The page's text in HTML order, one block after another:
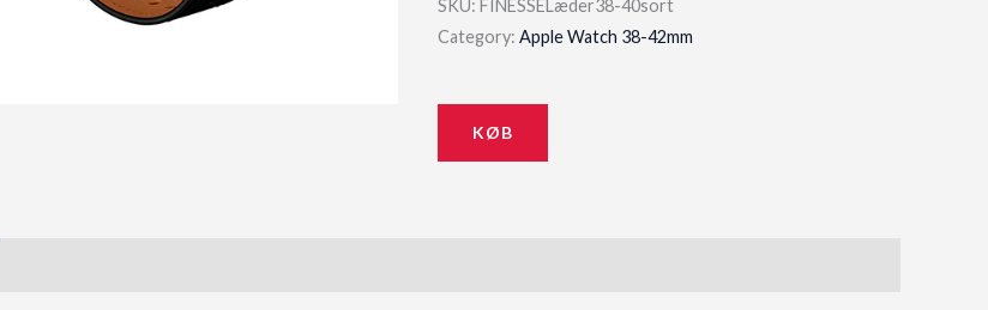
was:
SKU:FINESSELæder38-40sort
Category:Apple Watch 38-42mm
KØB